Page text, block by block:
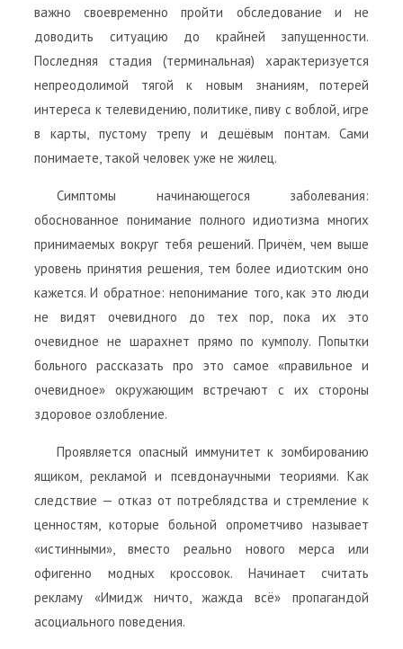
важно своевременно пройти обследование и не
доводить ситуацию до крайней запущенности.
Последняя стадия (терминальная) характеризуется
непреодолимой тягой к новым знаниям, потерей
интереса к телевидению, политике, пиву с воблой, игре
в карты, пустому трепу и дешёвым понтам. Сами
понимаете, такой человек уже не жилец.
Симптомы начинающегося заболевания:
обоснованное понимание полного идиотизма многих
принимаемых вокруг тебя решений. Причём, чем выше
уровень принятия решения, тем более идиотским оно
кажется. И обратное: непонимание того, как это люди
не видят очевидного до тех пор, пока их это
очевидное не шарахнет прямо по кумполу. Попытки
больного рассказать про это самое «правильное и
очевидное» окружающим встречают с их стороны
здоровое озлобление.
Проявляется опасный иммунитет к зомбированию
ящиком, рекламой и псевдонаучными теориями. Как
следствие — отказ от потреблядства и стремление к
ценностям, которые больной опрометчиво называет
«истинными», вместо реально нового мерса или
офигенно модных кроссовок. Начинает считать
рекламу «Имидж ничто, жажда всё» пропагандой
асоциального поведения.